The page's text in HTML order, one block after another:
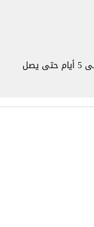
يستغرق الأمر عادةً من 3 إلى 5 أيام حتى يصل